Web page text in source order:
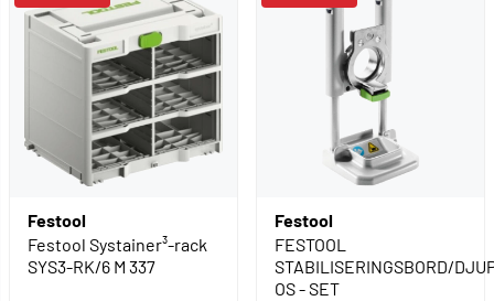
Festool
Festool Systainer³-rack
SYS3-RK/6 M 337
Festool
FESTOOL
STABILISERINGSBORD/
OS - SET